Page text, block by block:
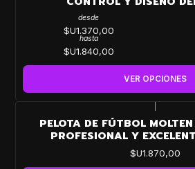
desde
$U1.370,00
hasta
$U1.840,00
VER OPCIONES
PELOTA DE FÚTBOL
PROFESIONAL Y
$U1.870,00